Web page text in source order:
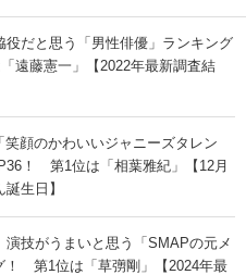
役だと思う「男性俳優」ランキング
遠藤憲一」【2022年最新調査結
笑顔のかわいいジャニーズタレン
！ 第1位は「相葉雅紀」【12月
生日】
演技がうまいと思う「SMAPの元メ
！ 第1位は「草彅剛」【2024年最